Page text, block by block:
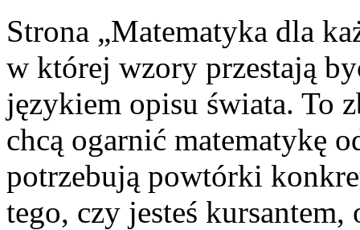
Strona „Matematyka dla
w której wzory przestają
językiem opisu świata. To
chcą ogarnić matematykę
potrzebują powtórki
tego, czy jesteś